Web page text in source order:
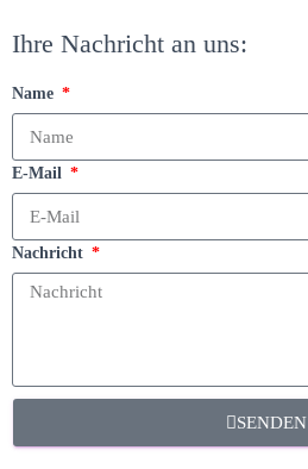
Ihre Nachricht an uns:
Name
E-Mail
Nachricht
SENDEN